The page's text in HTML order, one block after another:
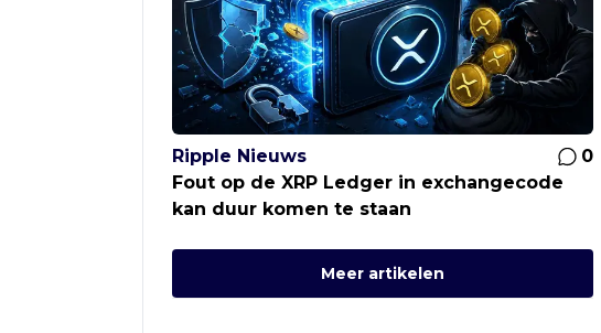
Ripple Nieuws
0
Fout op de XRP Ledger in exchangecode
kan duur komen te staan
Meer artikelen